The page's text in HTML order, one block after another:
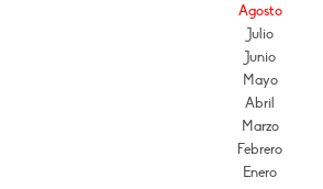
Agosto
Julio
Junio
Mayo
Abril
Marzo
Febrero
Enero